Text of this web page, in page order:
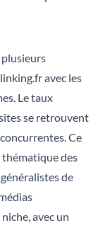
plusieurs
avec les
Le taux
se retrouvent
Ce
thématique des
de
avec un